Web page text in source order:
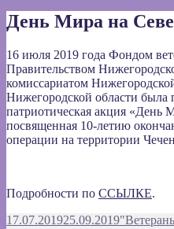
День Мира на
16 июля 2019 года Фондом
Правительством
комиссариатом
Нижегородской области была
патриотическая акция «День
посвященная 10-летию
операции на территории
Подробности по ССЫЛКЕ.
Опубликовано
17.07.201925.09.2019Автор